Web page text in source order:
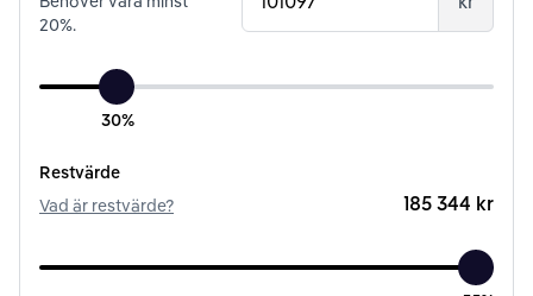
20%.
30%
Restvärde
Vad är restvärde?
185 344 kr